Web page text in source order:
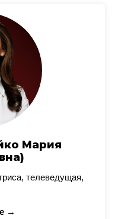
Мария
телеведущая,
→